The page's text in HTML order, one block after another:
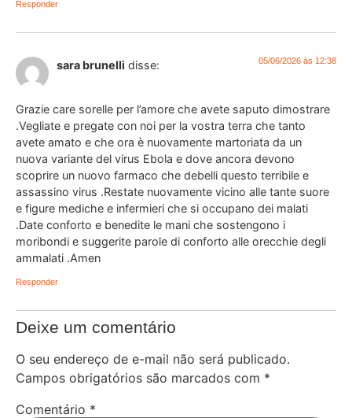
Responder
sara brunelli disse: 05/06/2026 às 12:38
Grazie care sorelle per l’amore che avete saputo dimostrare
.Vegliate e pregate con noi per la vostra terra che tanto
avete amato e che ora è nuovamente martoriata da un
nuova variante del virus Ebola e dove ancora devono
scoprire un nuovo farmaco che debelli questo terribile e
assassino virus .Restate nuovamente vicino alle tante suore
e figure mediche e infermieri che si occupano dei malati
.Date conforto e benedite le mani che sostengono i
moribondi e suggerite parole di conforto alle orecchie degli
ammalati .Amen
Responder
Deixe um comentário
O seu endereço de e-mail não será publicado.
Campos obrigatórios são marcados com *
Comentário *